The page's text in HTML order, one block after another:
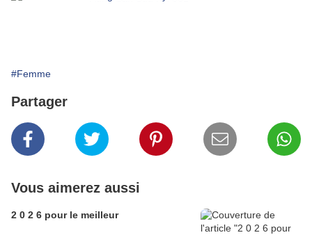
#Femme
Partager
Vous aimerez aussi
2 0 2 6 pour le meilleur